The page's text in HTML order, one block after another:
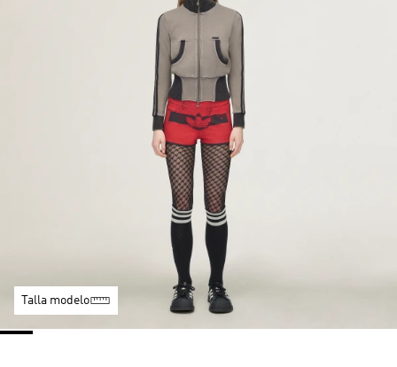
Talla modelo